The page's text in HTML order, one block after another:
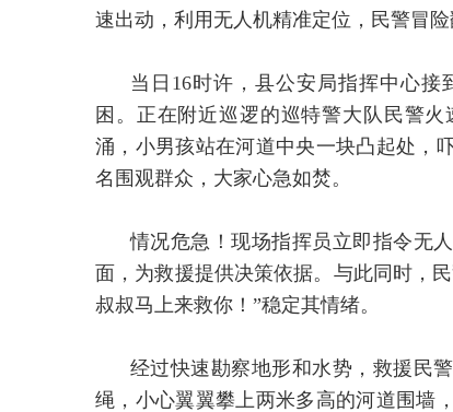
速出动，利用无人机精准定位，民警冒
当日16时许，县公安局指挥中心
困。正在附近巡逻的巡特警大队民警
涌，小男孩站在河道中央一块凸起处，
名围观群众，大家心急如焚。
情况危急！现场指挥员立即指令无
面，为救援提供决策依据。与此同时，
叔叔马上来救你！”稳定其情绪。
经过快速勘察地形和水势，救援民
绳，小心翼翼攀上两米多高的河道围墙